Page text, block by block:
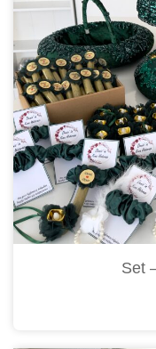
Set